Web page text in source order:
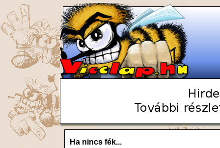
Ha nincs fék...